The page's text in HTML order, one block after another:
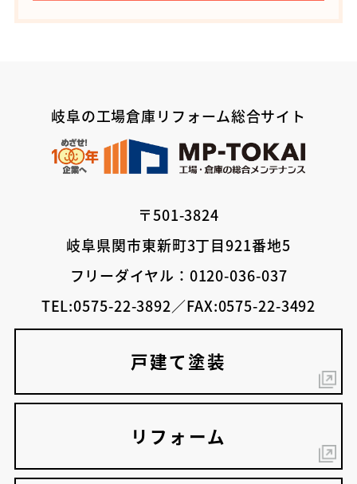
岐阜の工場倉庫リフォーム総合サイト
〒501-3824
岐阜県関市東新町3丁目921番地5
フリーダイヤル：0120-036-037
TEL:0575-22-3892／FAX:0575-22-3492
戸建て塗装
リフォーム